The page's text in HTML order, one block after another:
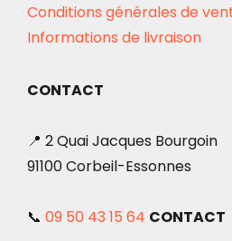
Conditions générales de
Informations de livraison
CONTACT
📍 2 Quai Jacques Bourgoin
91100 Corbeil-Essonnes
📞 09 50 43 15 64 CONTACT